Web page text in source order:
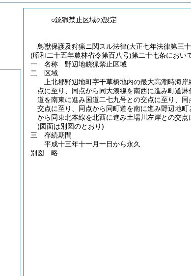
○銃猟禁止区域の設定
鳥獣保護及狩猟ニ関スル法律(大正七年法律第三
(昭和二十五年農林省令第百八号)第二十七条におい
一 名称 野辺地銃猟禁止区域
二 区域
上北郡野辺地町字干草橋地内の最大高潮時海
点に至り、同点から同大湊線を南西に進み町道
道を南東に進み国道二七九号との交点に至り、
交点に至り、同点から同町道を南に進み野辺地
から同東北本線を北西に進み土場川左岸との交
(図面は別図のとおり)
三 存続期間
平成十三年十一月一日から永久
別図
略